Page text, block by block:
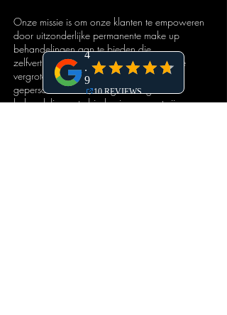
Onze missie is om onze klanten te empoweren
door uitzonderlijke permanente make up
behandelingen aan te bieden die
zelfvertrouwen, creativiteit en zelfexpressie
vergroten. Wij zetten ons in om
gepersonaliseerde, hoogwaardige
behandelingen te bieden in een gastvrije en